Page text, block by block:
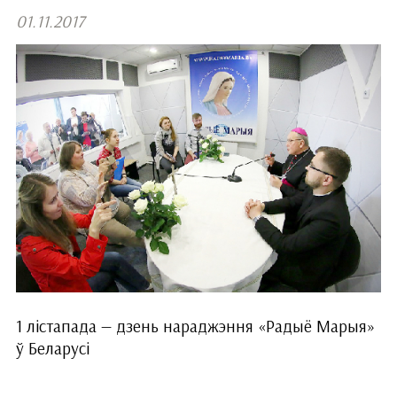
01.11.2017
1 лістапада — дзень нараджэння «Радыё Марыя»
ў Беларусі